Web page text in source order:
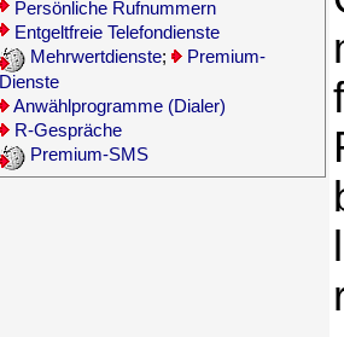
Persönliche Rufnummern
Entgeltfreie Telefondienste
Mehrwertdienste;
Premium-
Dienste
Anwählprogramme (Dialer)
R-Gespräche
Premium-SMS